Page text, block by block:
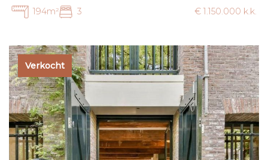
stadsleven altijd binnen handbereik blijft.
voor de deur bevindt zich het Theo van Goghpark met een
grote speeltuin en volop ruimte om te wandelen, sporten
en ontspannen. Op korte afstand liggen bovendien het
Diemerpark, het IJburgstrand en de jachthaven van IJburg,
waardoor liefhebbers van natuur, watersport en
buitenleven hier volledig aan hun trekken komen. Voor de
dagelijkse voorzieningen hoeft u de wijk nauwelijks uit.
Supermarkten, speciaalzaken, scholen, kinderopvang,
sportfaciliteiten en diverse gezellige restaurants en cafés
194m² 3 € 1.150.000 k.k.
Verkocht